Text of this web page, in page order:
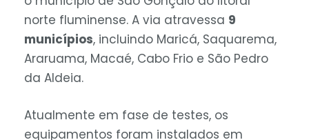
norte fluminense. A via atravessa 9
municípios, incluindo Maricá, Saquarema,
Araruama, Macaé, Cabo Frio e São Pedro
da Aldeia.
Atualmente em fase de testes, os
equipamentos foram instalados em